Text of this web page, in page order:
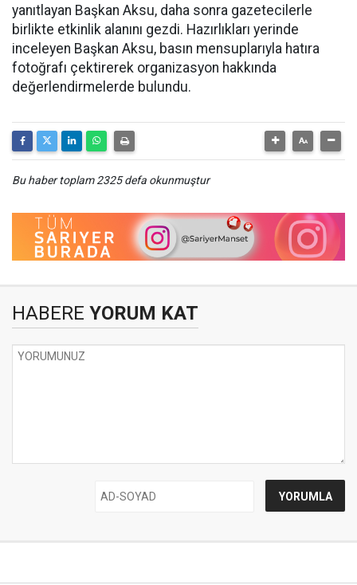
yanıtlayan Başkan Aksu, daha sonra gazetecilerle
birlikte etkinlik alanını gezdi. Hazırlıkları yerinde
inceleyen Başkan Aksu, basın mensuplarıyla hatıra
fotoğrafı çektirerek organizasyon hakkında
değerlendirmelerde bulundu.
Bu haber toplam 2325 defa okunmuştur
HABERE YORUM KAT